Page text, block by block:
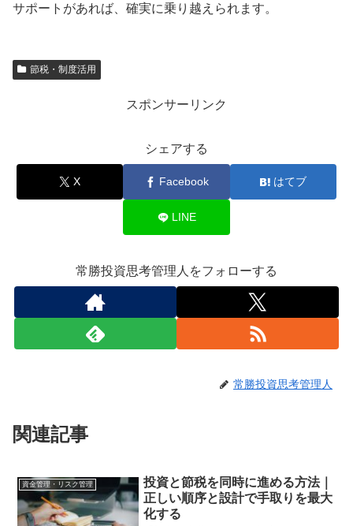
サポートがあれば、確実に乗り越えられます。
節税・制度活用
スポンサーリンク
シェアする
X Facebook はてブ
LINE
常勝投資思考管理人をフォローする
常勝投資思考管理人
関連記事
資金管理・リスク管理
投資と節税を同時に進める方法｜
正しい順序と設計で手取りを最大
化する